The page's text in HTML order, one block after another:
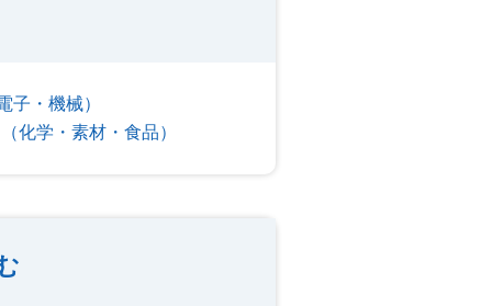
子・機械）
化学・素材・食品）